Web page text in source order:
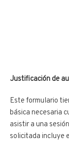
Justificación de
Este formulario
básica necesaria
asistir a una
solicitada incluye